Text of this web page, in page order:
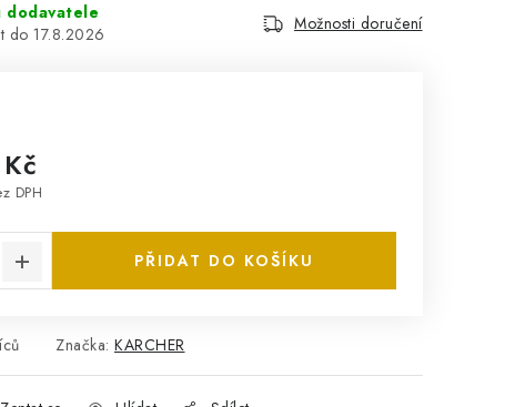
dodavatele
17.8.2026
Možnosti doručení
DPH
PŘIDAT DO KOŠÍKU
Značka: KARCHER